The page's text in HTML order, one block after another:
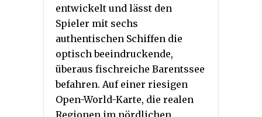
entwickelt und lässt den
Spieler mit sechs
authentischen Schiffen die
optisch beeindruckende,
überaus fischreiche Barentssee
befahren. Auf einer riesigen
Open-World-Karte, die realen